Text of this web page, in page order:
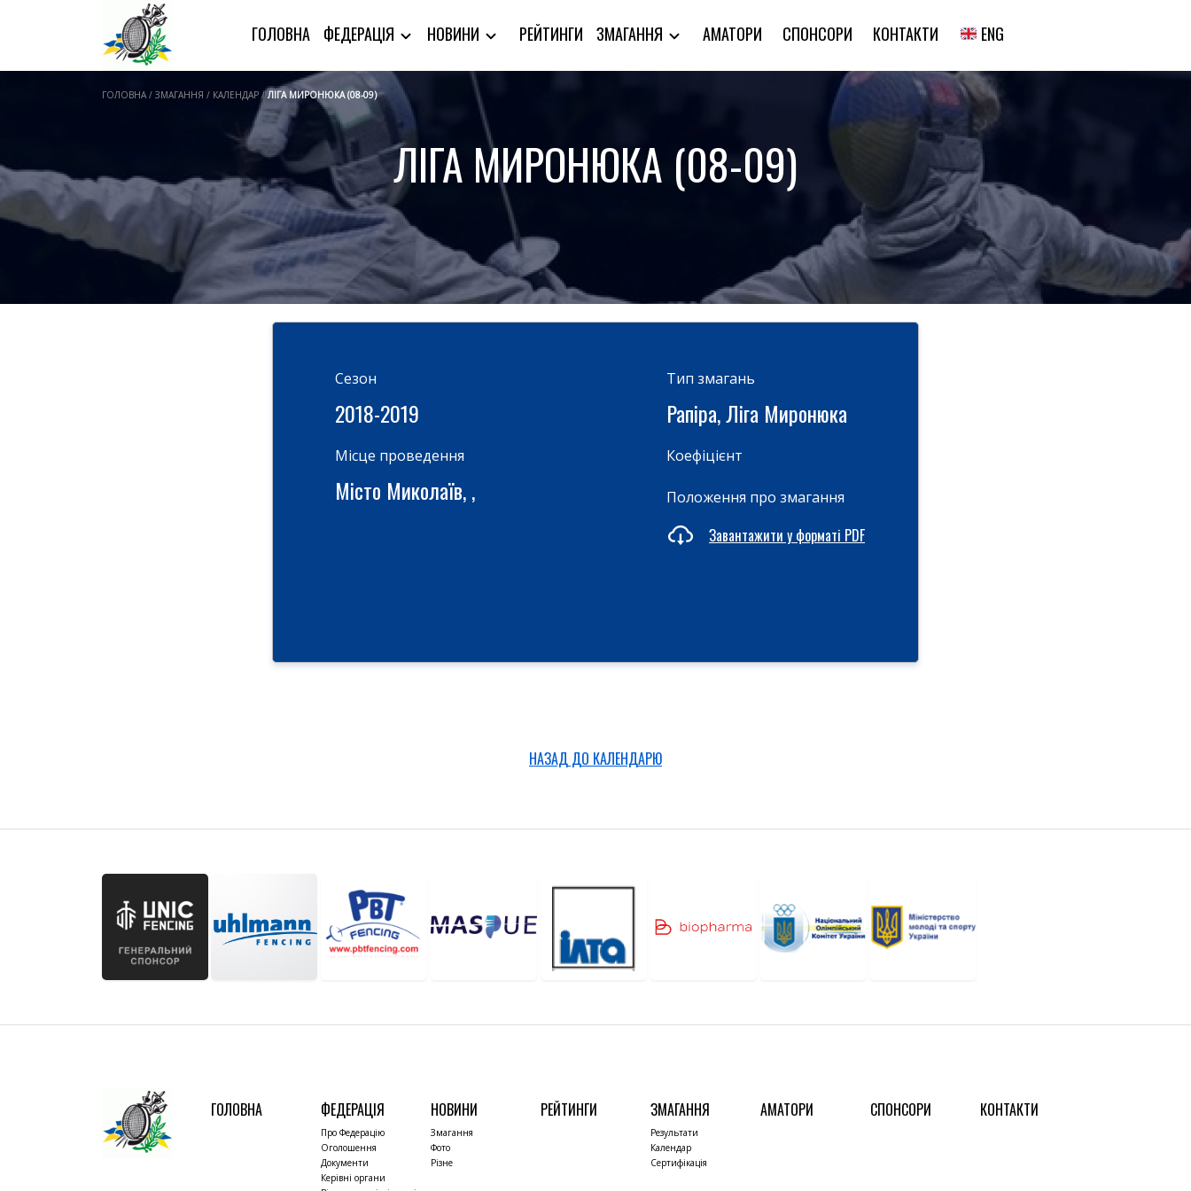
ГОЛОВНА ФЕДЕРАЦІЯ НОВИНИ РЕЙТИНГИ ЗМАГАННЯ АМАТОРИ СПОНСОРИ КОНТАКТИ ENG
ГОЛОВНА / ЗМАГАННЯ / КАЛЕНДАР / ЛІГА МИРОНЮКА (08-09)
ЛІГА МИРОНЮКА (08-09)
Cезон
2018-2019
Місце проведення
Місто Миколаїв, ,
Тип змагань
Рапіра, Ліга Миронюка
Коефіцієнт
Положення про змагання
Завантажити у форматі PDF
НАЗАД ДО КАЛЕНДАРЮ
ГОЛОВНА ФЕДЕРАЦІЯ
Про Федерацію
Оголошення
Документи
Керівні органи
НОВИНИ
Змагання
Фото
Різне
РЕЙТИНГИ ЗМАГАННЯ
Результати
Календар
Сертифікація
АМАТОРИ СПОНСОРИ КОНТАКТИ